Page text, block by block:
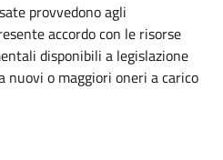
provvedono agli
accordo con le risorse
disponibili a legislazione
nuovi o maggiori oneri a carico